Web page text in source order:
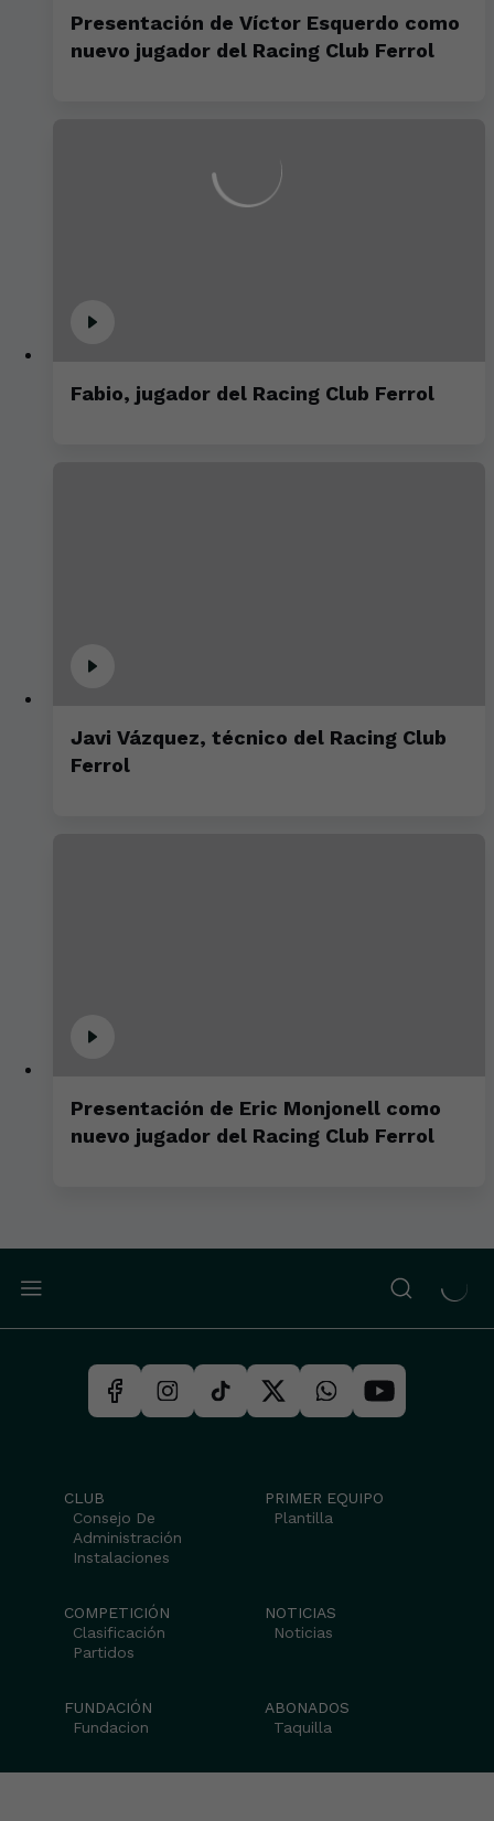
Presentación de Víctor Esquerdo como
nuevo jugador del Racing Club Ferrol
Fabio, jugador del Racing Club Ferrol
Javi Vázquez, técnico del Racing Club
Ferrol
Presentación de Eric Monjonell como
nuevo jugador del Racing Club Ferrol
CLUB
Consejo De
Administración
Instalaciones
PRIMER EQUIPO
Plantilla
COMPETICIÓN
Clasificación
Partidos
NOTICIAS
Noticias
FUNDACIÓN
Fundacion
ABONADOS
Taquilla